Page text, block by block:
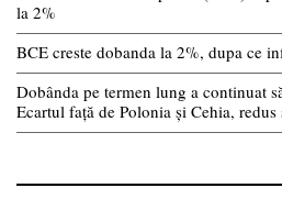
la 2%
BCE creste dobanda la 2%, dupa ce
Dobânda pe termen lung a continuat
Ecartul față de Polonia și Cehia,